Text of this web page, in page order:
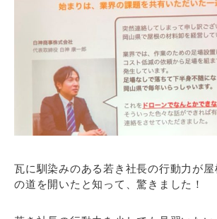
瓦に馴染みのある若き社長の行動力が
の道を開いたと知って、驚きました！